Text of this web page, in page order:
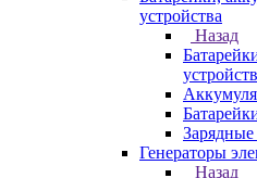
устройства
Назад
Зарядные
Генераторы
Назад